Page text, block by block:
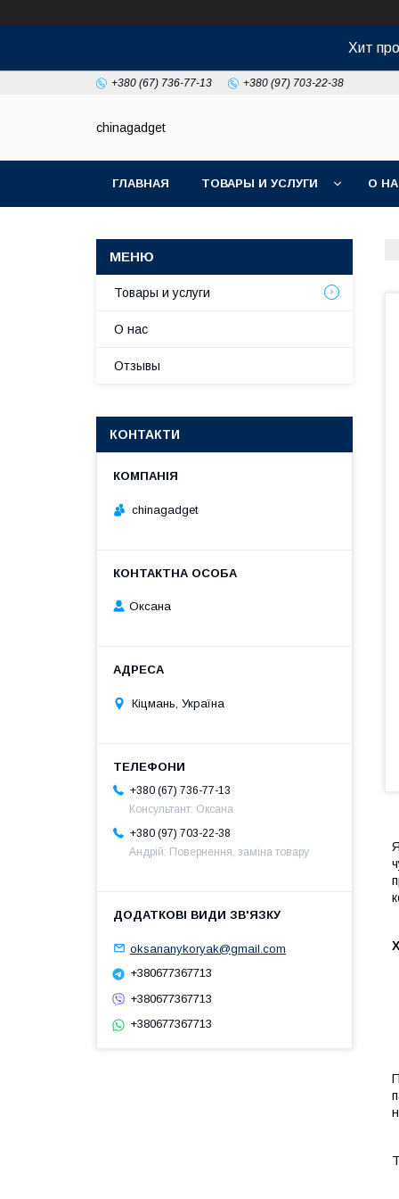
Хит
+380 (67) 736-77-13 +380 (97) 703-22-38
chinagadget
ГЛАВНАЯ ТОВАРЫ И УСЛУГИ О
Товары и услуги
О нас
Отзывы
КОНТАКТИ
chinagadget
Оксана
Кіцмань, Україна
+380 (67) 736-77-13
Консультант: Оксана
+380 (97) 703-22-38
Андрій: Повернення, заміна товару
oksananykoryak@gmail.com
+380677367713
+380677367713
+380677367713